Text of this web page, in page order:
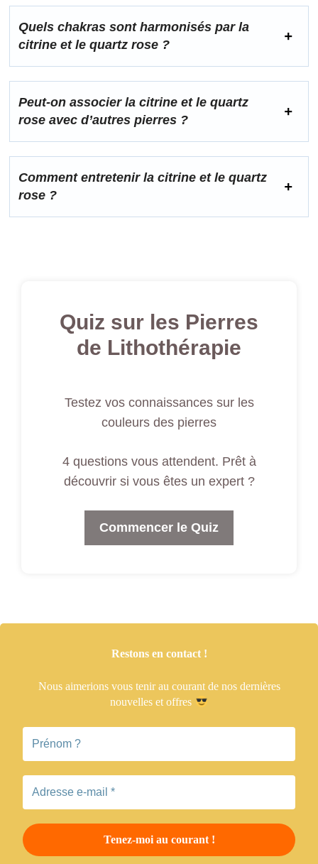
Quels chakras sont harmonisés par la
citrine et le quartz rose ?
Peut-on associer la citrine et le quartz
rose avec d’autres pierres ?
Comment entretenir la citrine et le quartz
rose ?
Quiz sur les Pierres
de Lithothérapie
Testez vos connaissances sur les
couleurs des pierres
4 questions vous attendent. Prêt à
découvrir si vous êtes un expert ?
Commencer le Quiz
Restons en contact !
Nous aimerions vous tenir au courant de nos dernières
nouvelles et offres